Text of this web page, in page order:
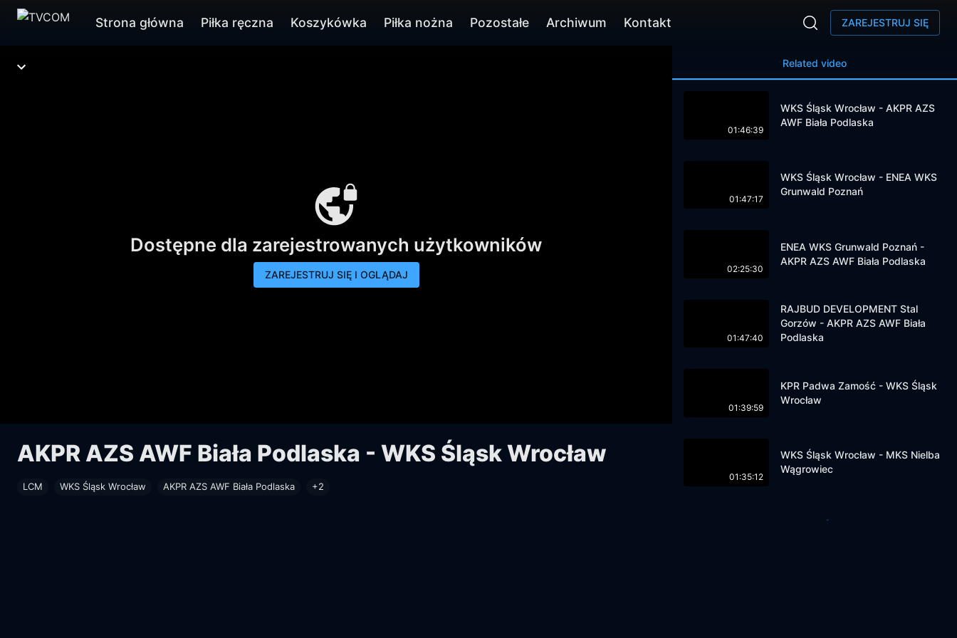
Strona główna Piłka ręczna Koszykówka Piłka nożna Pozostałe Archiwum Kontakt ZAREJESTRUJ SIĘ
Dostępne dla zarejestrowanych użytkowników
ZAREJESTRUJ SIĘ I OGLĄDAJ
AKPR AZS AWF Biała Podlaska - WKS Śląsk Wrocław
LCM WKS Śląsk Wrocław AKPR AZS AWF Biała Podlaska +2
Related video
01:46:39
WKS Śląsk Wrocław - AKPR AZS
AWF Biała Podlaska
01:47:17
WKS Śląsk Wrocław - ENEA WKS
Grunwald Poznań
02:25:30
ENEA WKS Grunwald Poznań -
AKPR AZS AWF Biała Podlaska
01:47:40
RAJBUD DEVELOPMENT Stal
Gorzów - AKPR AZS AWF Biała
Podlaska
01:39:59
KPR Padwa Zamość - WKS Śląsk
Wrocław
01:35:12
WKS Śląsk Wrocław - MKS Nielba
Wągrowiec